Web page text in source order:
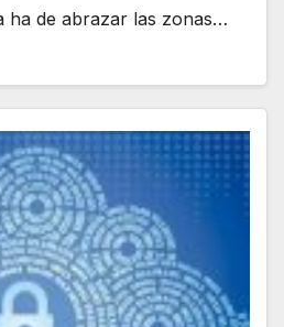
ha de abrazar las zonas…